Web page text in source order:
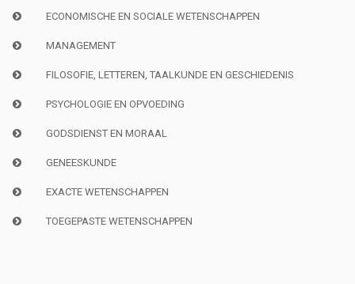
ECONOMISCHE EN SOCIALE WETENSCHAPPEN
MANAGEMENT
FILOSOFIE, LETTEREN, TAALKUNDE EN GESCHIEDENIS
PSYCHOLOGIE EN OPVOEDING
GODSDIENST EN MORAAL
GENEESKUNDE
EXACTE WETENSCHAPPEN
TOEGEPASTE WETENSCHAPPEN